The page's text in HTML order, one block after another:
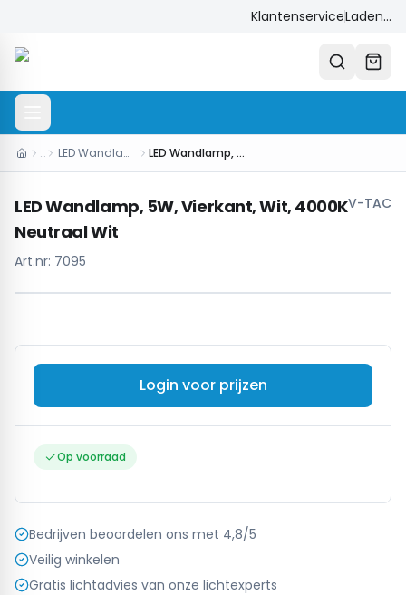
KlantenserviceLaden...
… LED Wandlampen LED Wandlamp, 5W, Vierkant, Wit, 4000K Neutraal Wit
LED Wandlamp, 5W, Vierkant, Wit, 4000K
Neutraal Wit
V-TAC
Art.nr: 7095
Login voor prijzen
Op voorraad
Bedrijven beoordelen ons met 4,8/5
Veilig winkelen
Gratis lichtadvies van onze lichtexperts